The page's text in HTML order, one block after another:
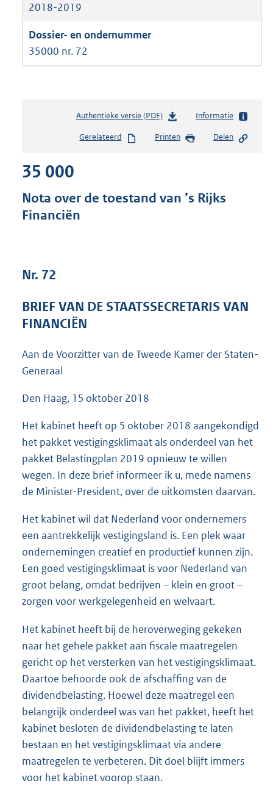
2018-2019
35000 nr. 72
Authentieke versie (PDF)b
s
s
:
b
Informatie
Gerelateerd Printen Delen
35 000
Nota over de toestand van ’s Rijks
Financiën
Nr. 72
BRIEF VAN DE STAATSSECRETARIS VAN
FINANCIËN
Aan de Voorzitter van de Tweede Kamer der Staten-
Generaal
Den Haag, 15 oktober 2018
Het kabinet heeft op 5 oktober 2018 aangekondigd
het pakket vestigingsklimaat als onderdeel van het
pakket Belastingplan 2019 opnieuw te willen
wegen. In deze brief informeer ik u, mede namens
de Minister-President, over de uitkomsten daarvan.
Het kabinet wil dat Nederland voor ondernemers
een aantrekkelijk vestigingsland is. Een plek waar
ondernemingen creatief en productief kunnen zijn.
Een goed vestigingsklimaat is voor Nederland van
groot belang, omdat bedrijven – klein en groot –
zorgen voor werkgelegenheid en welvaart.
Het kabinet heeft bij de heroverweging gekeken
naar het gehele pakket aan fiscale maatregelen
gericht op het versterken van het vestigingsklimaat.
Daartoe behoorde ook de afschaffing van de
dividendbelasting. Hoewel deze maatregel een
belangrijk onderdeel was van het pakket, heeft het
kabinet besloten de dividendbelasting te laten
bestaan en het vestigingsklimaat via andere
maatregelen te verbeteren. Dit doel blijft immers
voor het kabinet voorop staan.